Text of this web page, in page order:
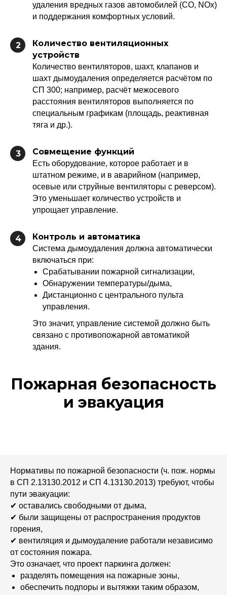
удаления вредных газов автомобилей (CO, NOx)
и поддержания комфортных условий.
2
Количество вентиляционных
устройств
Количество вентиляторов, шахт, клапанов и
шахт дымоудаления определяется расчётом по
СП 300; например, расчёт межосевого
расстояния вентиляторов выполняется по
специальным графикам (площадь, реактивная
тяга и др.).
3 Совмещение функций
Есть оборудование, которое работает и в
штатном режиме, и в аварийном (например,
осевые или струйные вентиляторы с реверсом).
Это уменьшает количество устройств и
упрощает управление.
4 Контроль и автоматика
Система дымоудаления должна автоматически
включаться при:
Срабатывании пожарной сигнализации,
Обнаружении температуры/дыма,
Дистанционно с центрального пульта
управления.
Это значит, управление системой должно быть
связано с противопожарной автоматикой
здания.
Пожарная безопасность
и эвакуация
Нормативы по пожарной безопасности (ч. пож. нормы
в СП 2.13130.2012 и СП 4.13130.2013) требуют, чтобы
пути эвакуации:
✔ оставались свободными от дыма,
✔ были защищены от распространения продуктов
горения,
✔ вентиляция и дымоудаление работали независимо
от состояния пожара.
Это означает, что проект паркинга должен:
разделять помещения на пожарные зоны,
обеспечить подпоры и вытяжки таким образом,